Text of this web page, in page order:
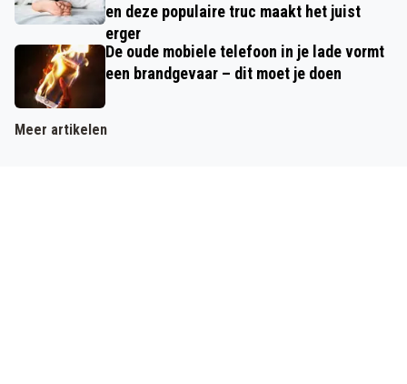
en deze populaire truc maakt het juist
erger
De oude mobiele telefoon in je lade vormt
een brandgevaar – dit moet je doen
Meer artikelen